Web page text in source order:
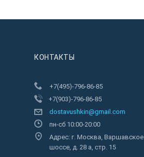
КОНТАКТЫ
+7(495)-796-86-85
+7(903)-796-86-85
dostavushkin@gmail.com
пн-сб 10:00-20:00
Адрес: г. Москва, Варшавское
шоссе, д. 28 а, стр. 15